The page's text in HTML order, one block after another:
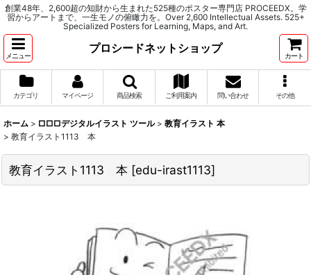
創業48年、2,600超の知財から生まれた525種のポスター専門店 PROCEEDX。学
習からアートまで、一生モノの俯瞰力を。Over 2,600 Intellectual Assets. 525+
Specialized Posters for Learning, Maps, and Art.
メニュー
プロシードネットショップ
カート
カテゴリ マイページ 商品検索 ご利用案内 問い合わせ その他
ホーム > □□□デジタルイラスト ツール > 教育イラスト 本
> 教育イラスト1113 本
教育イラスト1113 本 [edu-irast1113]